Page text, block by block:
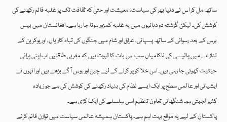
ساتھ مل کر اس نے دنیا بھر کی سیاست، معیشت اور حتیٰ کہ ثقافت تک پر غلبہ قائم رکھنے کی
کوشش کی۔ لیکن گزشتہ دو دہائیوں میں یہ غلبہ کمزور ہوتا جا رہا ہے۔ افغانستان میں بیس
برس کے بعد رسوائی کے ساتھ پسپائی، عراق اور شام میں جنگوں کی تباہ کاریاں، اور یوکرین کے
تنازعے میں پالیسی کی ناکامیاں سب اس بات کا ثبوت ہیں کہ مغربی طاقتیں اب اپنی پرانی
حیثیت کھوتی جا رہی ہیں۔ اس خلا کو پر کرنے کے لیے چین اور روس آگے بڑھے ہیں اور انہوں نے
ایشیائی اور عالمی سطح پر ایک ایسے نظام کی بنیاد رکھنے کی کوشش کی ہے جو زیادہ
کثیرالجہتی ہو۔ شنگھائی تعاون تنظیم اسی سلسلے کی ایک کڑی ہے۔
پاکستان کے لیے یہ موقع بہت اہم ہے۔ پاکستان ہمیشہ عالمی سیاست میں توازن قائم کرنے